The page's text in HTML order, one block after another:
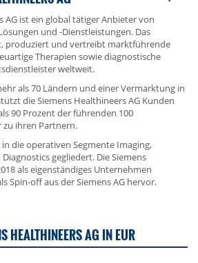
AG ist ein global tätiger Anbieter von
und -Dienstleistungen. Das
produziert und vertreibt marktführende
Therapien sowie diagnostische
weltweit.
als 70 Ländern und einer Vermarktung in
die Siemens Healthineers AG Kunden
90 Prozent der führenden 100
ihren Partnern.
die operativen Segmente Imaging,
gegliedert. Die Siemens
als eigenständiges Unternehmen
Spin-off aus der Siemens AG hervor.
HEALTHINEERS AG IN EUR